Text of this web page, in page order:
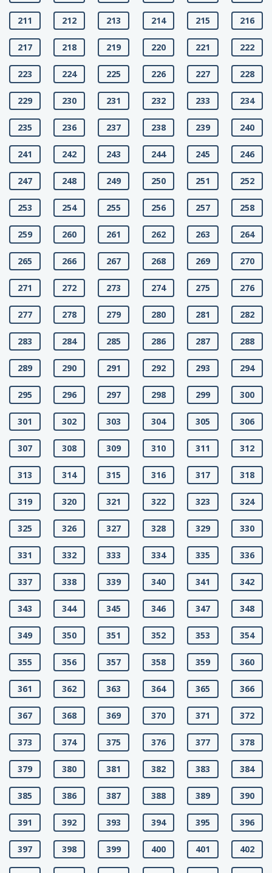
211 212 213 214 215 216
217 218 219 220 221 222
223 224 225 226 227 228
229 230 231 232 233 234
235 236 237 238 239 240
241 242 243 244 245 246
247 248 249 250 251 252
253 254 255 256 257 258
259 260 261 262 263 264
265 266 267 268 269 270
271 272 273 274 275 276
277 278 279 280 281 282
283 284 285 286 287 288
289 290 291 292 293 294
295 296 297 298 299 300
301 302 303 304 305 306
307 308 309 310 311 312
313 314 315 316 317 318
319 320 321 322 323 324
325 326 327 328 329 330
331 332 333 334 335 336
337 338 339 340 341 342
343 344 345 346 347 348
349 350 351 352 353 354
355 356 357 358 359 360
361 362 363 364 365 366
367 368 369 370 371 372
373 374 375 376 377 378
379 380 381 382 383 384
385 386 387 388 389 390
391 392 393 394 395 396
397 398 399 400 401 402